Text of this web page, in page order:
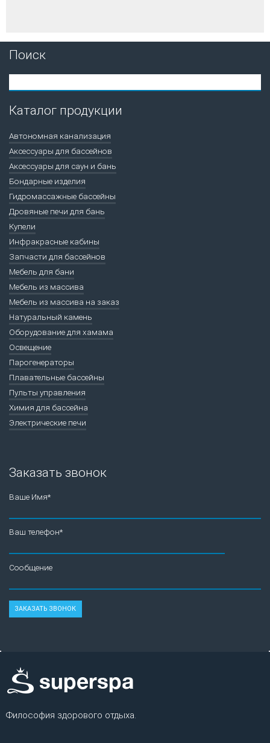
Поиск
Каталог продукции
Автономная канализация
Аксессуары для бассейнов
Аксессуары для саун и бань
Бондарные изделия
Гидромассажные бассейны
Дровяные печи для бань
Купели
Инфракрасные кабины
Запчасти для бассейнов
Мебель для бани
Мебель из массива
Мебель из массива на заказ
Натуральный камень
Оборудование для хамама
Освещение
Парогенераторы
Плавательные бассейны
Пульты управления
Химия для бассейна
Электрические печи
Заказать звонок
Ваше Имя*
Ваш телефон*
Сообщение
Философия здорового отдыха.